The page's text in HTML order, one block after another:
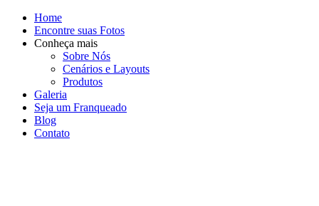
Home
Encontre suas Fotos
Conheça mais
Sobre Nós
Cenários e Layouts
Produtos
Galeria
Seja um Franqueado
Blog
Contato